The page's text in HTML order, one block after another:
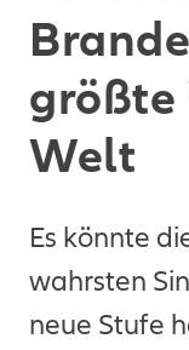
größte
Welt
Es könnte
wahrsten
neue Stufe